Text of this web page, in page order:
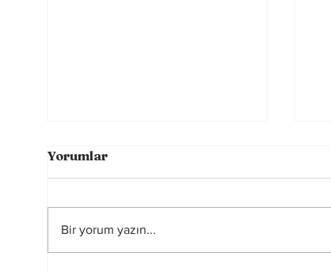
Yorumlar
Bir yorum yazın...